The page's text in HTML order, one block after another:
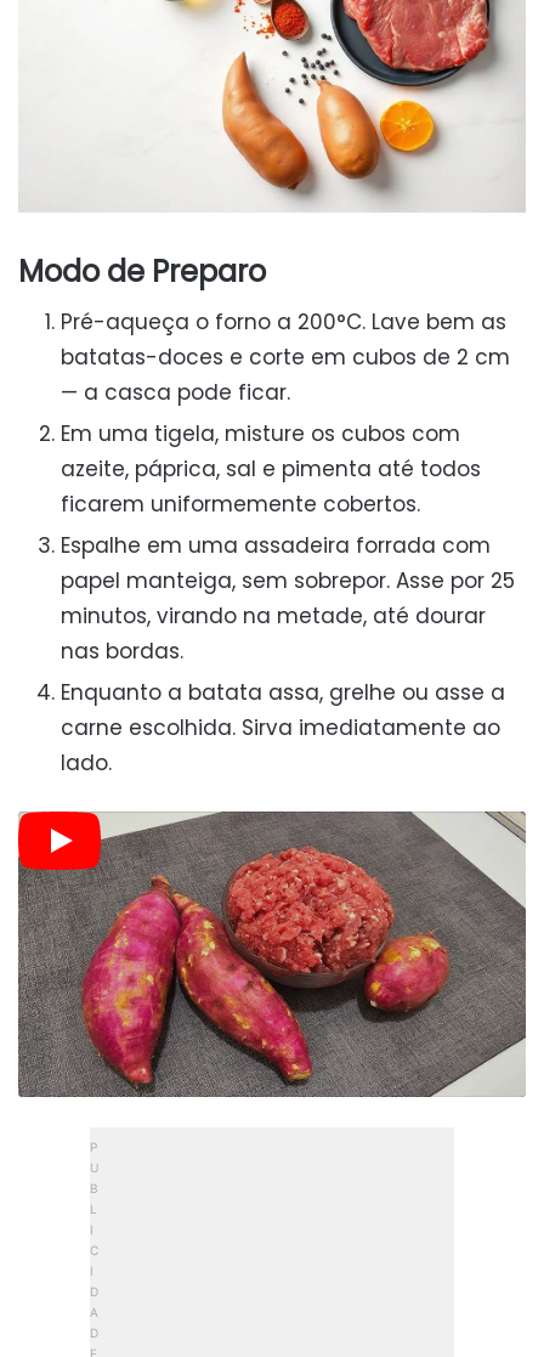
Modo de Preparo
Pré-aqueça o forno a 200°C. Lave bem as
batatas-doces e corte em cubos de 2 cm
— a casca pode ficar.
Em uma tigela, misture os cubos com
azeite, páprica, sal e pimenta até todos
ficarem uniformemente cobertos.
Espalhe em uma assadeira forrada com
papel manteiga, sem sobrepor. Asse por 25
minutos, virando na metade, até dourar
nas bordas.
Enquanto a batata assa, grelhe ou asse a
carne escolhida. Sirva imediatamente ao
lado.